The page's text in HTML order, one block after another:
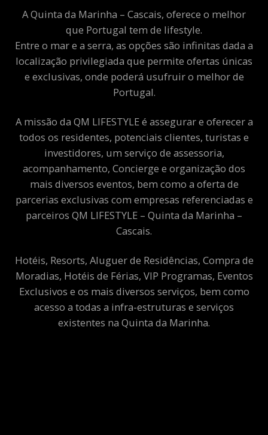
A Quinta da Marinha – Cascais, oferece o melhor
que Portugal tem de lifestyle.
Entre o mar e a serra, as opções são infinitas dada a
localização privilegiada que permite ofertas únicas
e exclusivas, onde poderá usufruir o melhor de
Portugal.
A missão da QM LIFESTYLE é assegurar e oferecer a
todos os residentes, potenciais clientes, turistas e
investidores, um serviço de assessoria,
acompanhamento, Concierge e organização dos
mais diversos eventos, bem como a oferta de
parcerias exclusivas com empresas referenciadas e
parceiros QM LIFESTYLE – Quinta da Marinha –
Cascais.
Hotéis, Resorts, Aluguer de Residências, Compra de
Moradias, Hotéis de Férias, VIP Programas, Eventos
Exclusivos e os mais diversos serviços, bem como
acesso a todas a infra-estruturas e serviços
existentes na Quinta da Marinha.